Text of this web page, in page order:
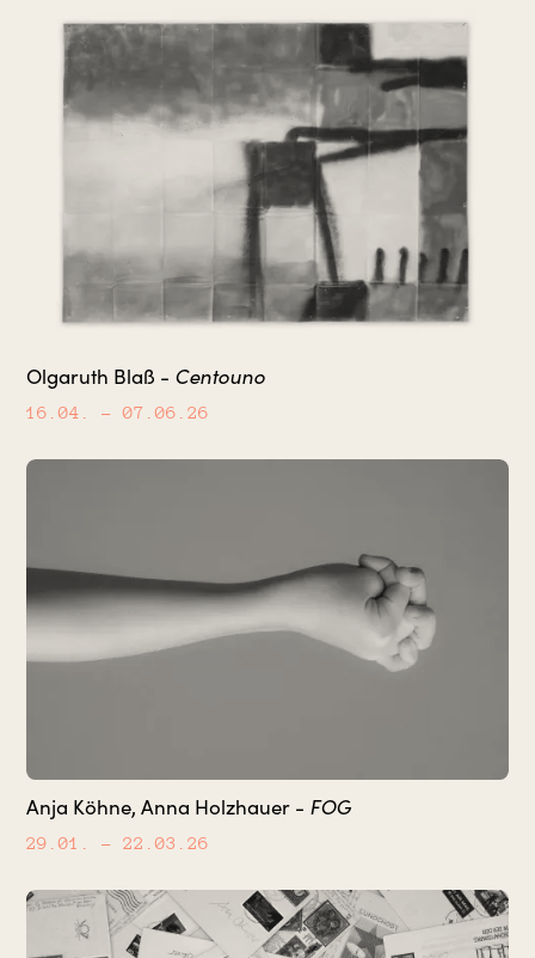
Olgaruth Blaß - Centouno
16.04. – 07.06.26
Anja Köhne, Anna Holzhauer - FOG
29.01. – 22.03.26